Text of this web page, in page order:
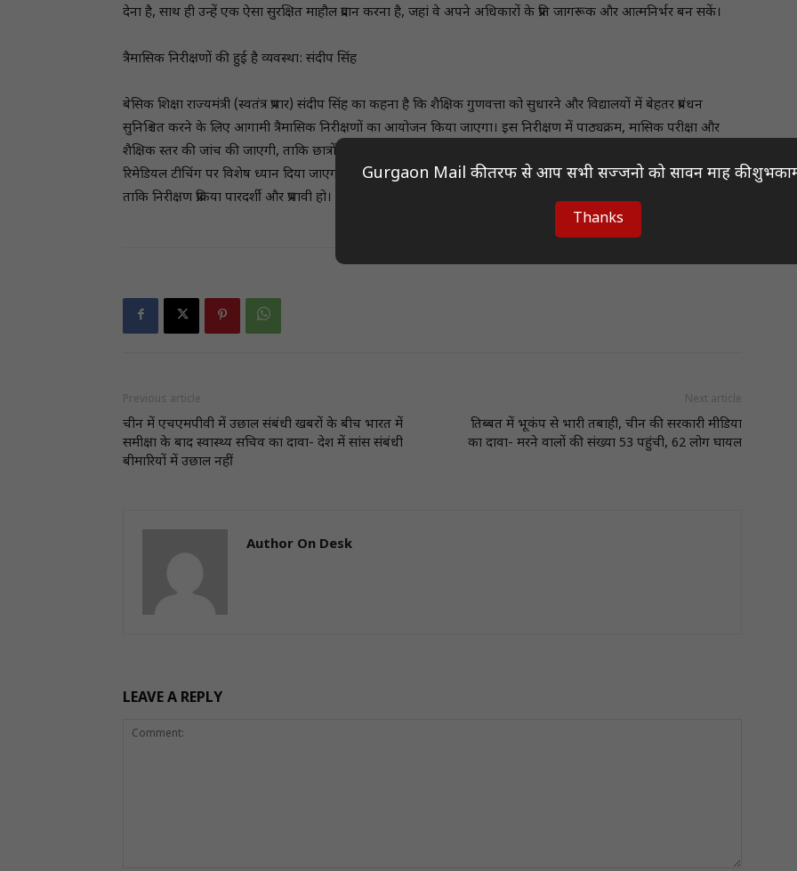
देना है, साथ ही उन्हें एक ऐसा सुरक्षित माहौल प्रदान करना है, जहां वे अपने अधिकारों के प्रति जागरूक और आत्मनिर्भर बन सकें।
त्रैमासिक निरीक्षणों की हुई है व्यवस्था: संदीप सिंह
बेसिक शिक्षा राज्यमंत्री (स्वतंत्र प्रभार) संदीप सिंह का कहना है कि शैक्षिक गुणवत्ता को सुधारने और विद्यालयों में बेहतर प्रबंधन
सुनिश्चित करने के लिए आगामी त्रैमासिक निरीक्षणों का आयोजन किया जाएगा। इस निरीक्षण में पाठ्यक्रम, मासिक परीक्षा और
शैक्षिक स्तर की जांच की जाएगी, ताकि छात्रों की शिक्षा में कोई कमी न रहे। इसके साथ ही, शिक्षक की डायरियों के रखरखाव और
रिमेडियल टीचिंग पर विशेष ध्यान दिया जाएगा। निरीक्षण दल में एक मजिस्ट्रेट और एक महिला अधिकारी का होना अनिवार्य होगा,
ताकि निरीक्षण प्रक्रिया पारदर्शी और प्रभावी हो।
Previous article
चीन में एचएमपीवी में उछाल संबंधी खबरों के बीच भारत में
समीक्षा के बाद स्वास्थ्य सचिव का दावा- देश में सांस संबंधी
बीमारियों में उछाल नहीं
Next article
तिब्बत में भूकंप से भारी तबाही, चीन की सरकारी मीडिया
का दावा- मरने वालों की संख्या 53 पहुंची, 62 लोग घायल
Author On Desk
LEAVE A REPLY
Gurgaon Mail की तरफ से आप सभी सज्जनो को सावन माह की
Thanks